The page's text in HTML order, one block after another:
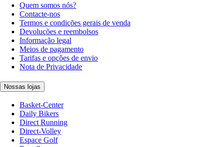
Quem somos nós?
Contacte-nos
Termos e condições gerais de venda
Devoluções e reembolsos
Informação legal
Meios de pagamento
Tarifas e opções de envio
Nota de Privacidade
Nossas lojas
Basket-Center
Daily Bikers
Direct Running
Direct-Volley
Espace Golf